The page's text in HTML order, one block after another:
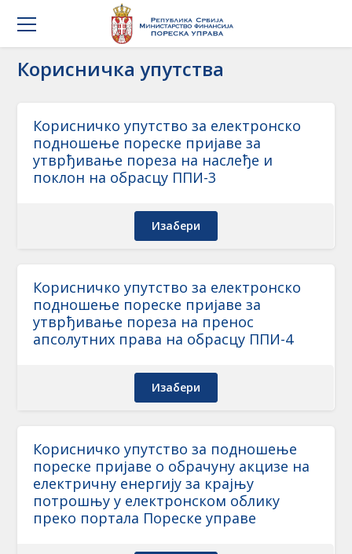
Корисничка упутства
Корисничко упутство за електронско
подношење пореске пријаве за
утврђивање пореза на наслеђе и
поклон на обрасцу ППИ-3
Изабери
Корисничко упутство за електронско
подношење пореске пријаве за
утврђивање пореза на пренос
апсолутних права на обрасцу ППИ-4
Изабери
Корисничко упутство за подношење
пореске пријаве о обрачуну акцизе на
електричну енергију за крајњу
потрошњу у електронском облику
преко портала Пореске управе